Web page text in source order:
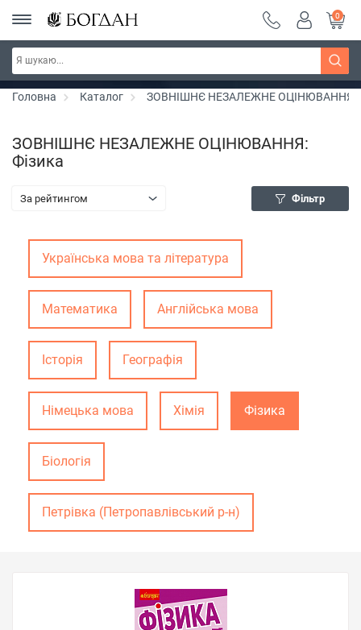
Серія "Чейзіана" ~ знижка 20%
0
Головна Каталог ЗОВНІШНЄ НЕЗАЛЕЖНЕ ОЦІНЮВАННЯ
ЗОВНІШНЄ НЕЗАЛЕЖНЕ ОЦІНЮВАННЯ:
Фізика
За рейтингом Фільтр
Українська мова та література
Математика Англійська мова
Історія Географія
Німецька мова Хімія Фізика
Біологія
Петрівка (Петропавлівський р-н)